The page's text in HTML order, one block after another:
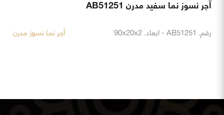
آجر نسوز نما سفید مدرن AB51251
رقم. AB51251 - ابعاد. 90x20x2 آجر نما نسوز مدرن